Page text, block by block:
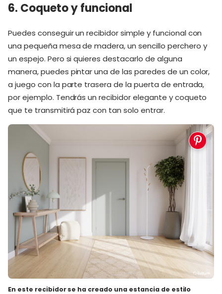
6. Coqueto y funcional
Puedes conseguir un recibidor simple y funcional con
una pequeña mesa de madera, un sencillo perchero y
un espejo. Pero si quieres destacarlo de alguna
manera, puedes pintar una de las paredes de un color,
a juego con la parte trasera de la puerta de entrada,
por ejemplo. Tendrás un recibidor elegante y coqueto
que te transmitirá paz con tan solo entrar.
En este recibidorse ha creado una estancia de estilo